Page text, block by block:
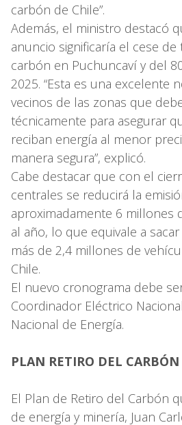
carbón de Chile”.
Además, el ministro destacó
anuncio significaría el cese
carbón en Puchuncaví y del
2025. “Esta es una excelente
vecinos de las zonas que
técnicamente para asegurar
reciban energía al menor
manera segura”, explicó.
Cabe destacar que con el
centrales se reducirá la
aproximadamente 6 millones
al año, lo que equivale a
más de 2,4 millones de
Chile.
El nuevo cronograma debe
Coordinador Eléctrico
Nacional de Energía.
PLAN RETIRO DEL CARBÓN
El Plan de Retiro del Carbón
de energía y minería, Juan